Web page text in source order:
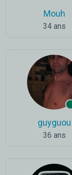
Mouh
34 ans
guyguou
36 ans